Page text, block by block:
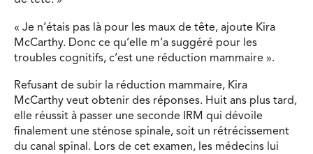
« Je n’étais pas là pour les maux de tête, ajoute Kira
McCarthy. Donc ce qu’elle m’a suggéré pour les
troubles cognitifs, c’est une réduction mammaire ».
Refusant de subir la réduction mammaire, Kira
McCarthy veut obtenir des réponses. Huit ans plus tard,
elle réussit à passer une seconde IRM qui dévoile
finalement une sténose spinale, soit un rétrécissement
du canal spinal. Lors de cet examen, les médecins lui